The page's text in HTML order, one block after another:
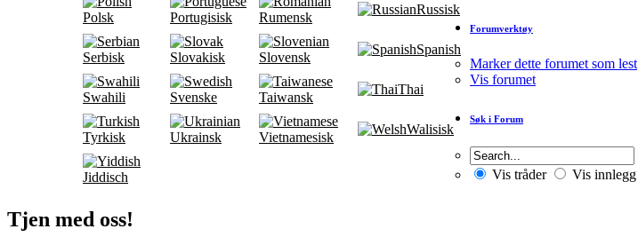
Polsk Portugisisk Rumensk
Russisk
Serbisk Slovakisk Slovensk
Spanish
Swahili Svenske Taiwansk
Thai
Tyrkisk Ukrainsk Vietnamesisk
Walisisk
Jiddisch
Tjen med oss!
Forumverktøy
Marker dette forumet som lest
Vis forumet
Søk i Forum
Vis tråder Vis innlegg